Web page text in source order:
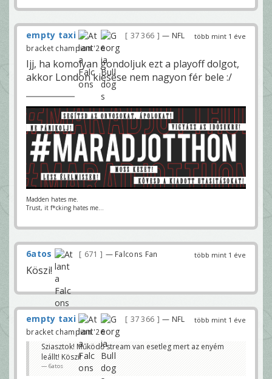
több mint 1 éve
empty taxi 37 366
— NFL
bracket champion '26
Ijj, ha komolyan gondoljuk ezt a playoff dolgot,
akkor London kiesése nem nagyon fér bele :/
Madden hates me.
Trust, it f*cking hates me...
több mint 1 éve
6atos 671 — Falcons Fan
Köszi!
több mint 1 éve
empty taxi 37 366
— NFL
bracket champion '26
Sziasztok! Működő stream van esetleg mert az enyém
leállt! Köszi!
6atos